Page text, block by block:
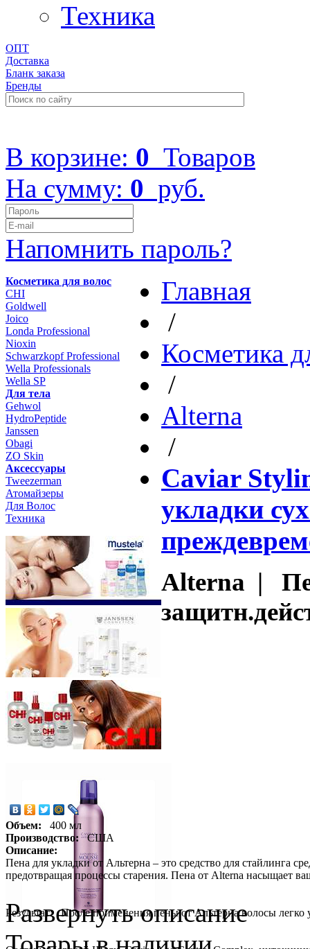
Техника
ОПТ
Доставка
Бланк заказа
Бренды
В корзине: 0 Товаров
На сумму: 0 руб.
Напомнить пароль?
Косметика для волос
CHI
Goldwell
Joico
Londa Professional
Nioxin
Schwarzkopf Professional
Wella Professionals
Wella SP
Для тела
Gehwol
HydroPeptide
Janssen
Obagi
ZO Skin
Aксессуары
Tweezerman
Атомайзеры
Для Волос
Техника
Главная
/
Косметика
/
Altеrna
/
Caviar
укладки
Alterna |
Объем:
400 мл
Производство:
США
Описание:
Пена для укладки от Альтерна – это средство для стайлинга
предотвращая процессы старения. Пена от Alterna насыщает
Результат: После применения пены от Альтерна волосы
Развернуть описание